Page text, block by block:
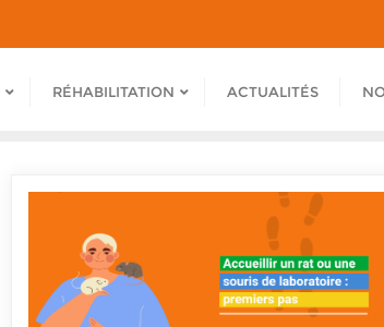
RÉHABILITATION ACTUALITÉS